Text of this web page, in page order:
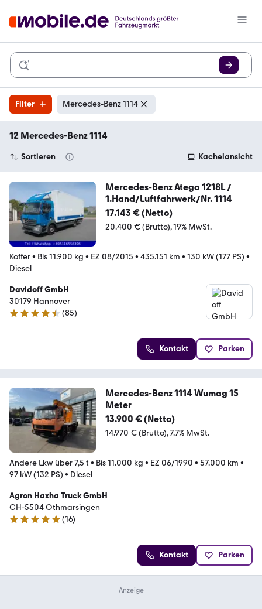
Filter Mercedes-Benz 1114
12 Mercedes-Benz 1114
Sortieren Kachelansicht
Mercedes-Benz Atego 1218L /
1.Hand/Luftfahrwerk/Nr. 1114
17.143 € (Netto)
20.400 € (Brutto) 19% MwSt.
Koffer• Bis 11.900 kg • EZ 08/2015 • 435.151 km • 130 kW (177 PS) •
Diesel
Davidoff GmbH
30179 Hannover
4.6 Sterne
(85)
Kontakt Parken
Mercedes-Benz 1114 Wumag 15
Meter
13.900 € (Netto)
14.970 € (Brutto) 7.7% MwSt.
Andere Lkw über 7,5 t • Bis 11.000 kg • EZ 06/1990 • 57.000 km •
97 kW (132 PS) • Diesel
Agron Haxha Truck GmbH
CH-5504 Othmarsingen
5 Sterne
(16)
Kontakt Parken